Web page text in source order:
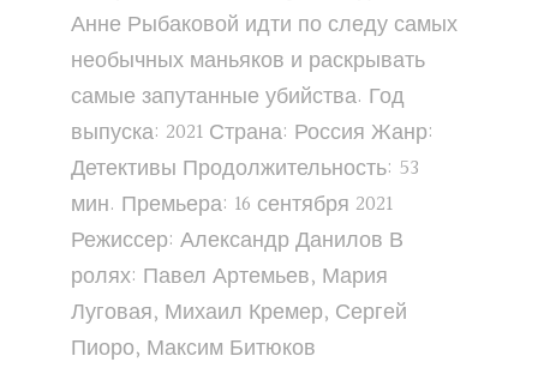
Анне Рыбаковой идти по следу самых
необычных маньяков и раскрывать
самые запутанные убийства. Год
выпуска: 2021 Страна: Россия Жанр:
Детективы Продолжительность: 53
мин. Премьера: 16 сентября 2021
Режиссер: Александр Данилов В
ролях: Павел Артемьев, Мария
Луговая, Михаил Кремер, Сергей
Пиоро, Максим Битюков